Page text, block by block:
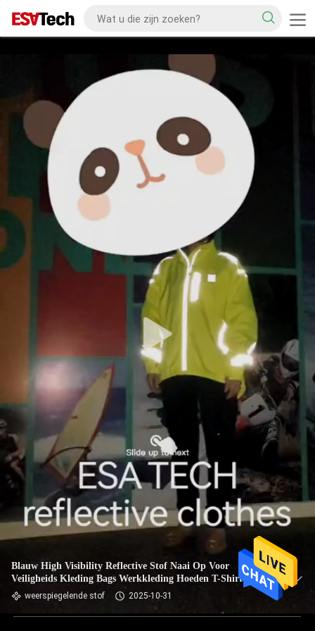
Blauw High Visibility Reflective Stof Naai Op Voor
Veiligheids Kleding Bags Werkkleding Hoeden T-Shirt
weerspiegelende stof 2025-10-31